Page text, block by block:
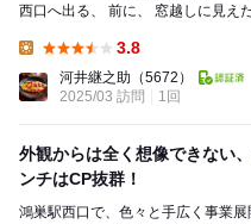
西口へ出る、 前に、 窓越しに見えた。 あれか？何だか昭和の趣きあるビ
3.8
河井継之助 （5672）
2025/03 訪問
1回
外観からは全く想像できない
ンチはCP抜群！
鴻巣駅西口で、色々と手広く事業展開し